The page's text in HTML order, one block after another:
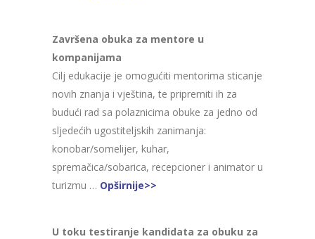
Završena obuka za mentore u
kompanijama
Cilj edukacije je omogućiti mentorima sticanje
novih znanja i vještina, te pripremiti ih za
budući rad sa polaznicima obuke za jedno od
sljedećih ugostiteljskih zanimanja:
konobar/somelijer, kuhar,
spremačica/sobarica, recepcioner i animator u
turizmu … Opširnije>>
U toku testiranje kandidata za obuku za